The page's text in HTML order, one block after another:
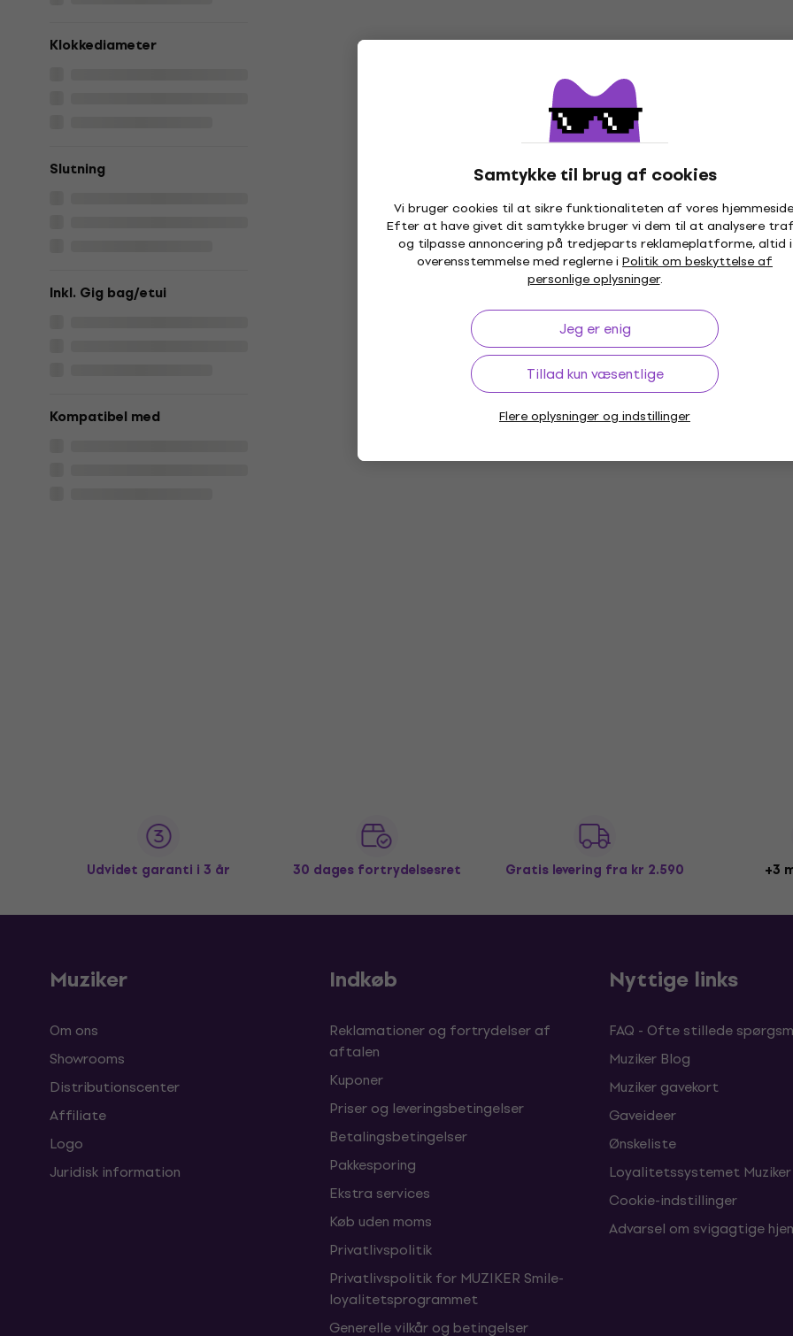
Samtykke til brug af cookies
Vi bruger cookies til at sikre funktionaliteten af vores
Efter at have givet dit samtykke bruger vi dem til at analysere
og tilpasse annoncering på tredjeparts reklameplatforme, altid i
overensstemmelse med reglerne i Politik om beskyttelse af
personlige oplysninger.
Jeg er enig
Tillad kun væsentlige
Flere oplysninger og indstillinger
Klokkediameter
Slutning
Inkl. Gig bag/etui
Kompatibel med
Udvidet garanti i 3 år 30 dages fortrydelsesret Gratis levering fra kr 2.590 +3
Muziker
Om ons
Showrooms
Distributionscenter
Affiliate
Logo
Juridisk information
Indkøb
Reklamationer og fortrydelser af
aftalen
Kuponer
Priser og leveringsbetingelser
Betalingsbetingelser
Pakkesporing
Ekstra services
Køb uden moms
Privatlivspolitik
Privatlivspolitik for MUZIKER Smile-
loyalitetsprogrammet
Generelle vilkår og betingelser
Nyttige links
FAQ - Ofte stillede
Muziker Blog
Muziker gavekort
Gaveideer
Ønskeliste
Loyalitetssystemet Muziker
Cookie-indstillinger
Advarsel om svigagtige